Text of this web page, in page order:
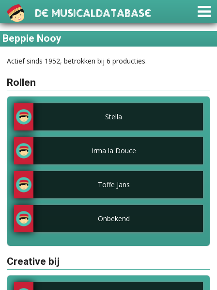
De Musicaldatabase
Beppie Nooy
Actief sinds 1952, betrokken bij 6 producties.
Rollen
Stella
Irma la Douce
Toffe Jans
Onbekend
Creative bij